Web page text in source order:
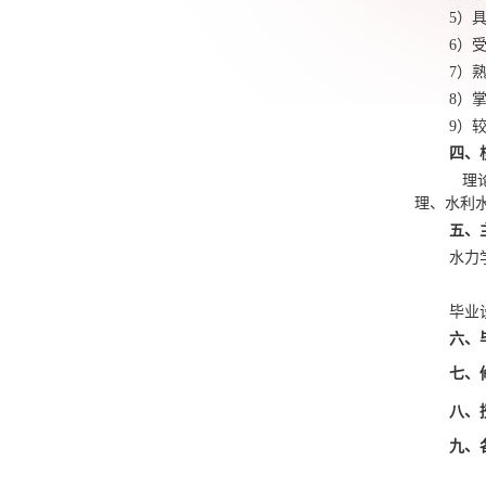
5）
6）
7）
8）
9）
四、
理
理、水利
五、
水力
毕业
六、
七、
八、
九、